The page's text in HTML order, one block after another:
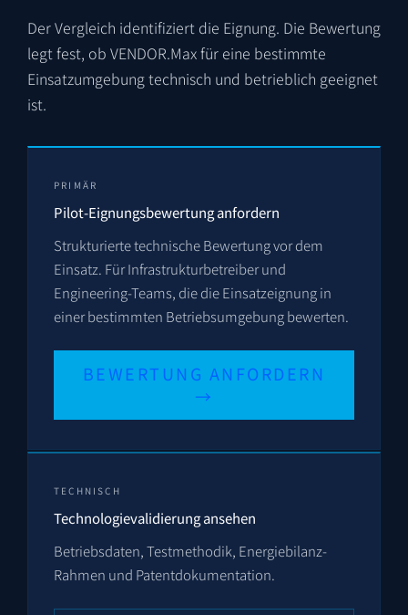
Der Vergleich identifiziert die Eignung. Die Bewertung
legt fest, ob VENDOR.Max für eine bestimmte
Einsatzumgebung technisch und betrieblich geeignet
ist.
PRIMÄR
Pilot-Eignungsbewertung anfordern
Strukturierte technische Bewertung vor dem
Einsatz. Für Infrastrukturbetreiber und
Engineering-Teams, die die Einsatzeignung in
einer bestimmten Betriebsumgebung bewerten.
BEWERTUNG ANFORDERN
→
TECHNISCH
Technologievalidierung ansehen
Betriebsdaten, Testmethodik, Energiebilanz-
Rahmen und Patentdokumentation.